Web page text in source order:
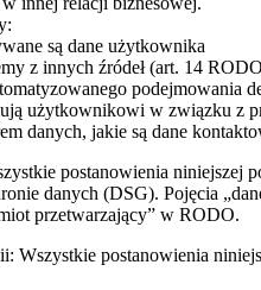
są dane użytkownika
z innych źródeł (art. 14
podejmowania
użytkownikowi w związku z
danych, jakie są dane
postanowienia niniejszej
danych (DSG). Pojęcia
przetwarzający” w RODO.
Wszystkie postanowienia